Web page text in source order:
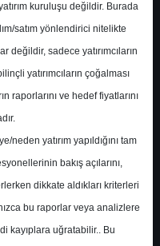
kuruluşu değildir. Burada
satım yönlendirici nitelikte
sadece yatırımcıların
yatırımcıların çoğalması
raporlarını ve hedef fiyatlarını
neden yatırım yapıldığını tam
bakış açılarını,
dikkate aldıkları kriterleri
bu raporlar veya analizlere
kayıplara uğratabilir.. Bu